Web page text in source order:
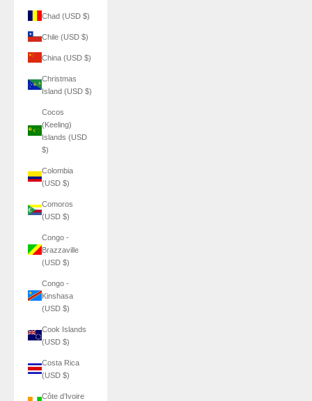
Chad (USD $)
Chile (USD $)
China (USD $)
Christmas
Island (USD $)
Cocos
(Keeling)
Islands (USD
$)
Colombia
(USD $)
Comoros
(USD $)
Congo -
Brazzaville
(USD $)
Congo -
Kinshasa
(USD $)
Cook Islands
(USD $)
Costa Rica
(USD $)
Côte d’Ivoire